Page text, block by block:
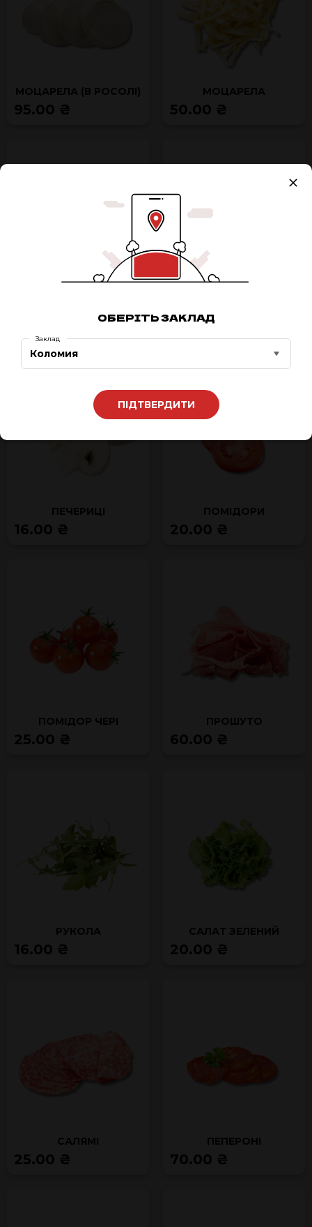
МОЦАРЕЛА (В РОСОЛІ)
95.00 ₴
МОЦАРЕЛА
50.00 ₴
32.00 ₴
ПЕЧЕРИЦІ
16.00 ₴
ПОМІДОРИ
20.00 ₴
ПОМІДОР ЧЕРІ
25.00 ₴
ПРОШУТО
60.00 ₴
РУКОЛА
16.00 ₴
САЛАТ ЗЕЛЕНИЙ
20.00 ₴
САЛЯМІ
25.00 ₴
ПЕПЕРОНІ
70.00 ₴
ОБЕРІТЬ ЗАКЛАД
Коломия
Заклад
ПІДТВЕРДИТИ